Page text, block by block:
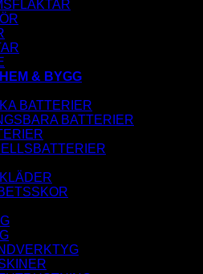
HEM & BYGG
BATTERIER
BATTERIER